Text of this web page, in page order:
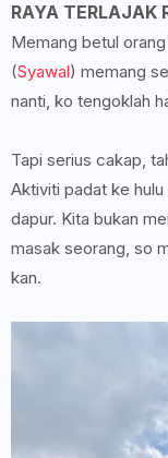
RAYA TERLAJAK
Memang betul orang
(Syawal) memang
nanti, ko tengoklah
Tapi serius cakap,
Aktiviti padat ke
dapur. Kita bukan
masak seorang, so
kan.